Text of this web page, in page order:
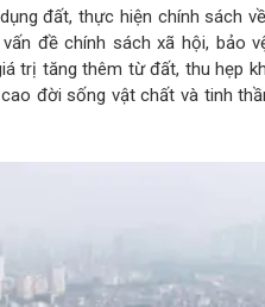
đất, thực hiện chính sách
đề chính sách xã hội, bảo
trị tăng thêm từ đất, thu hẹp
đời sống vật chất và tinh